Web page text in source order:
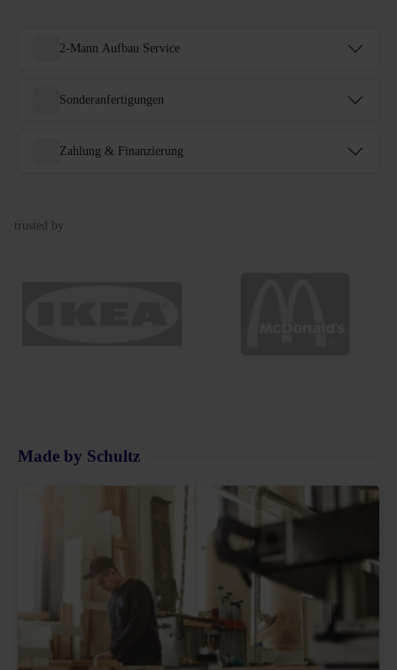
2-Mann Aufbau Service
Sonderanfertigungen
Zahlung & Finanzierung
trusted by
Made by Schultz